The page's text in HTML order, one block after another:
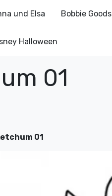
und Elsa Bobbie Goods
Halloween
01
01